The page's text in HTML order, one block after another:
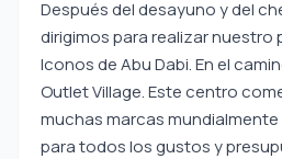
Después del desayuno y del
dirigimos para realizar nuestro
Iconos de Abu Dabi. En el
Outlet Village. Este centro
muchas marcas
para todos los gustos y